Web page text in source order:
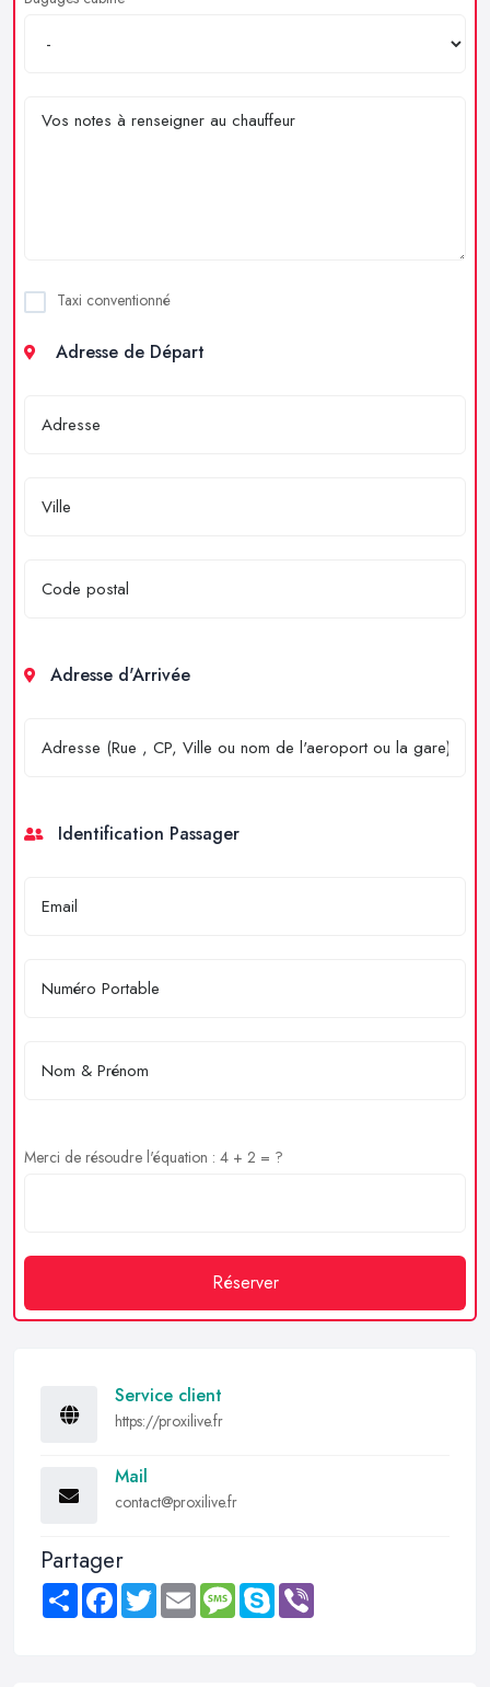
Taxi conventionné
Adresse de Départ
Adresse d'Arrivée
Identification Passager
Merci de résoudre l'équation : 4 + 2 = ?
Réserver
Service client
https://proxilive.fr
Mail
contact@proxilive.fr
Partager
Share FacebookTwitter Email MessageSkype